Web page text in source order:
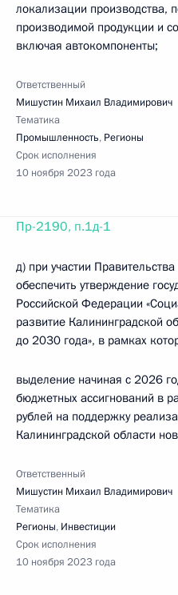
локализации производства,
производимой продукции и
включая автокомпоненты;
Ответственный
Мишустин Михаил Владимирович
Тематика
Промышленность, Регионы
Срок исполнения
10 ноября 2023 года
Пр-2190, п.1д-1
д) при участии
обеспечить утверждение
Российской Федерации
развитие Калининградской
до 2030 года», в рамках
выделение начиная с 2026
бюджетных ассигнований в
рублей на поддержку
Калининградской области
Ответственный
Мишустин Михаил Владимирович
Тематика
Регионы, Инвестиции
Срок исполнения
10 ноября 2023 года